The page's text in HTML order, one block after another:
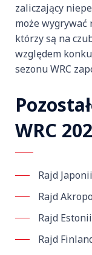
zaliczający
może wygrywać
którzy są na
względem
sezonu WRC
WRC
Rajd
Rajd
Rajd
Rajd